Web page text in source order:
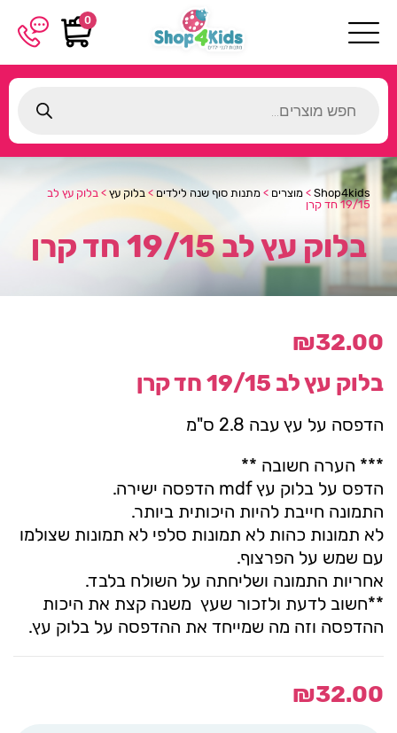
0
search
Shop4kids
> מוצרים > מתנות סוף שנה לילדים > בלוק עץ > בלוק עץ לב
19/15 חד קרן
בלוק עץ לב 19/15 חד קרן
₪32.00
בלוק עץ לב 19/15 חד קרן
הדפסה על עץ עבה 2.8 ס"מ
*** הערה חשובה **
הדפס על בלוק עץ mdf הדפסה ישירה.
התמונה חייבת להיות היכותית ביותר.
לא תמונות כהות לא תמונות סלפי לא תמונות שצולמו
עם שמש על הפרצוף.
אחריות התמונה ושליחתה על השולח בלבד.
**חשוב לדעת ולזכור שעץ משנה קצת את היכות
ההדפסה וזה מה שמייחד את ההדפסה על בלוק עץ.
₪32.00